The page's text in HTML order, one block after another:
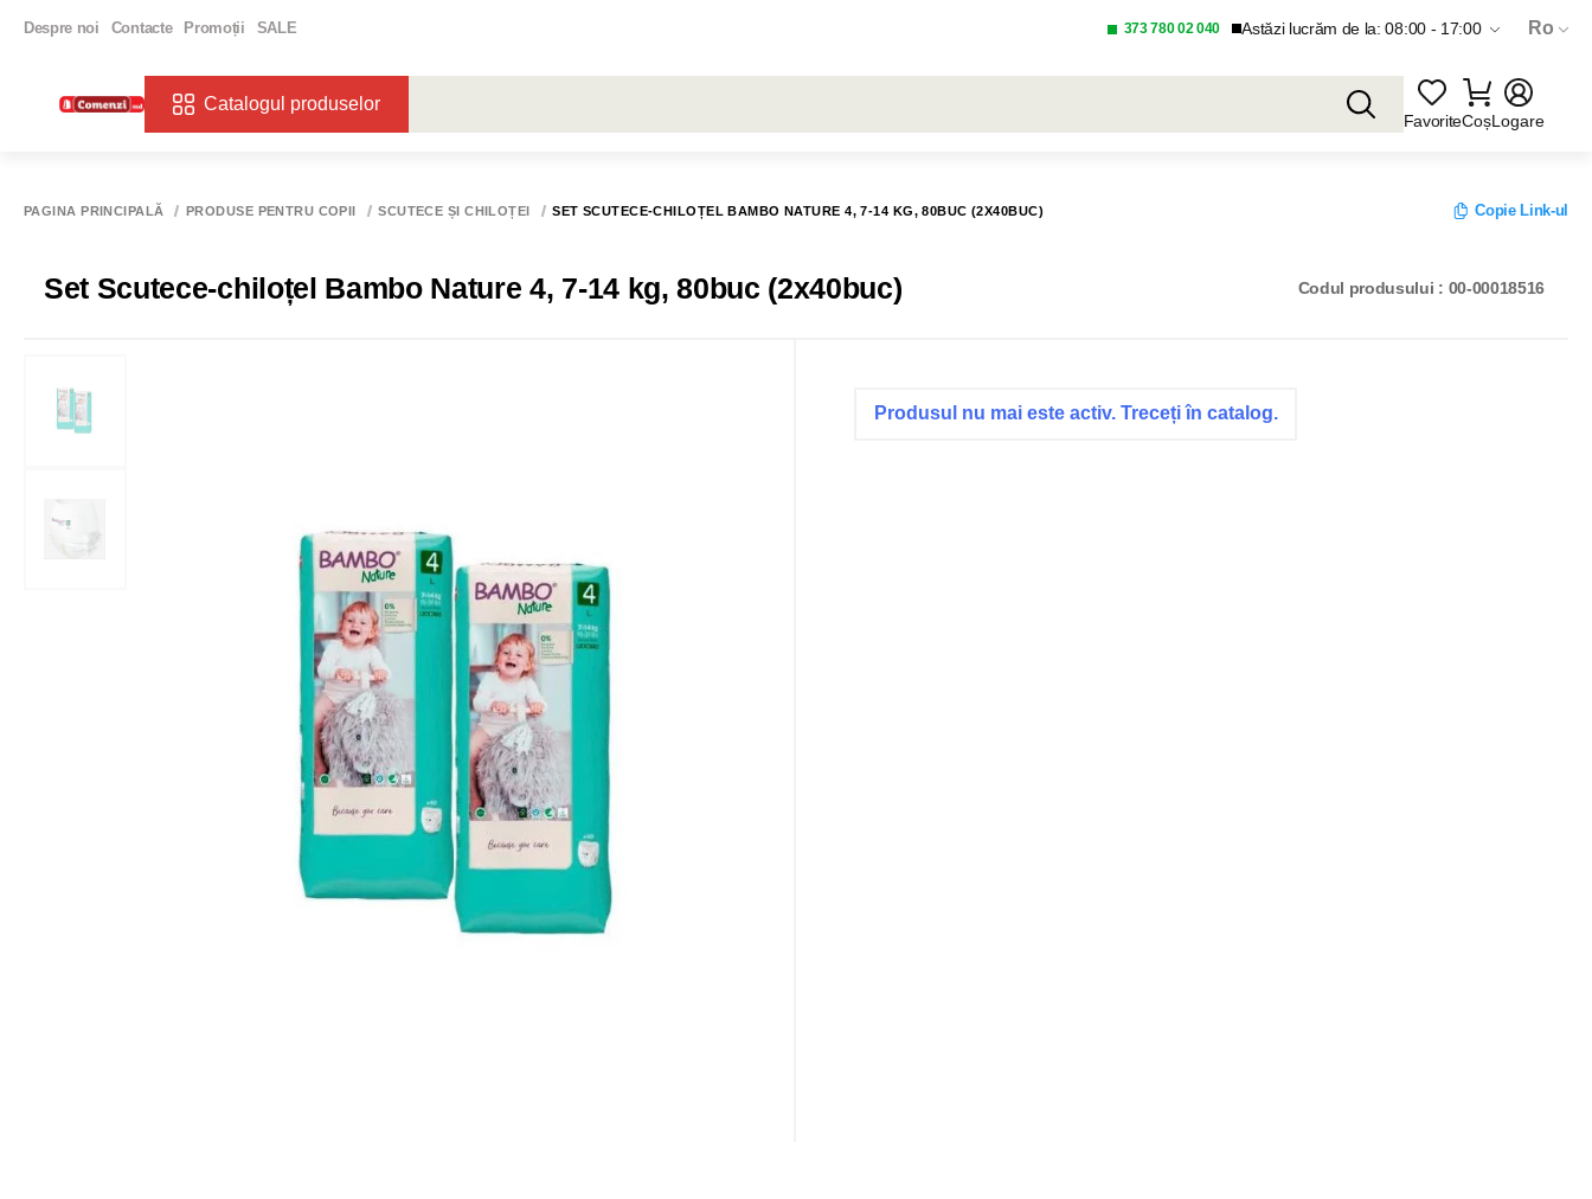
Despre noi Contacte Promoții SALE 373 780 02 040 Astăzi lucrăm de la: 08:00 - 17:00 Ro
Catalogul produselor
FavoriteCoșLogare
PAGINA PRINCIPALĂ PRODUSE PENTRU COPII SCUTECE ȘI CHILOȚEI SET SCUTECE-CHILOȚEL BAMBO NATURE 4, 7-14 KG, 80BUC (2X40BUC) Copie Link-ul
Set Scutece-chiloțel Bambo Nature 4, 7-14 kg, 80buc (2x40buc) Codul produsului : 00-00018516
Produsul nu mai este activ. Treceți în catalog.